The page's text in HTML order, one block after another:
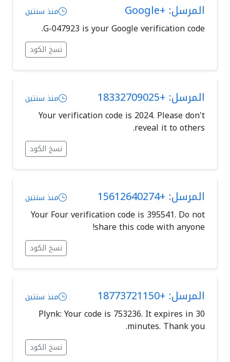
المرسل: +Google منذ سنتين
G-047923 is your Google verification code.
نسخ الكود
المرسل: +18332709025 منذ سنتين
Your verification code is 2024. Please don't
reveal it to others.
نسخ الكود
المرسل: +15612640274 منذ سنتين
Your Four verification code is 395541. Do not
share this code with anyone!
نسخ الكود
المرسل: +18773721150 منذ سنتين
Plynk: Your code is 753236. It expires in 30
minutes. Thank you.
نسخ الكود